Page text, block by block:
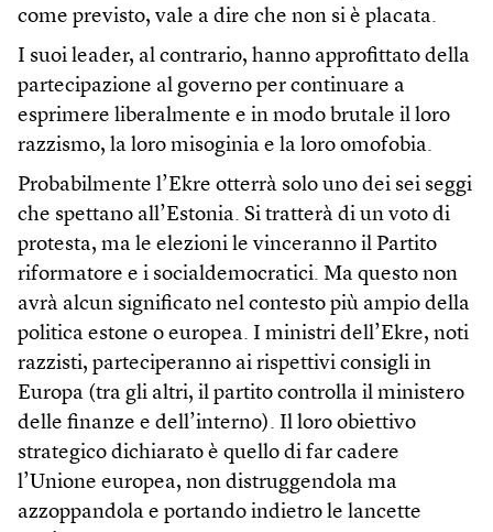
come previsto, vale a dire che non si è placata.
I suoi leader, al contrario, hanno approfittato della
partecipazione al governo per continuare a
esprimere liberalmente e in modo brutale il loro
razzismo, la loro misoginia e la loro omofobia.
Probabilmente l’Ekre otterrà solo uno dei sei seggi
che spettano all’Estonia. Si tratterà di un voto di
protesta, ma le elezioni le vinceranno il Partito
riformatore e i socialdemocratici. Ma questo non
avrà alcun significato nel contesto più ampio della
politica estone o europea. I ministri dell’Ekre, noti
razzisti, parteciperanno ai rispettivi consigli in
Europa (tra gli altri, il partito controlla il ministero
delle finanze e dell’interno). Il loro obiettivo
strategico dichiarato è quello di far cadere
l’Unione europea, non distruggendola ma
azzoppandola e portando indietro le lancette